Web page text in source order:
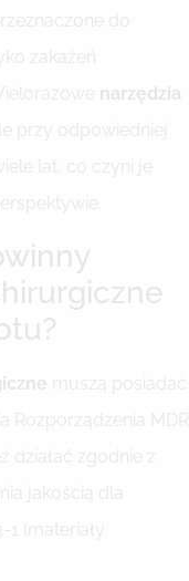
do
zakażeń
narzędzia
przy odpowiedniej
lat, co czyni je
muszą posiadać
Rozporządzenia MDR
działać zgodnie z
jakością dla
(materiały